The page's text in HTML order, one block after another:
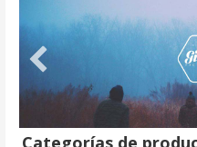
Categorías de